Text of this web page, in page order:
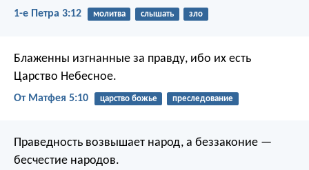
1-е Петра 3:12 молитва слышать зло
Блаженны изгнанные за правду, ибо их есть
Царство Небесное.
От Матфея 5:10 царство божье преследование
Праведность возвышает народ, а беззаконие —
бесчестие народов.